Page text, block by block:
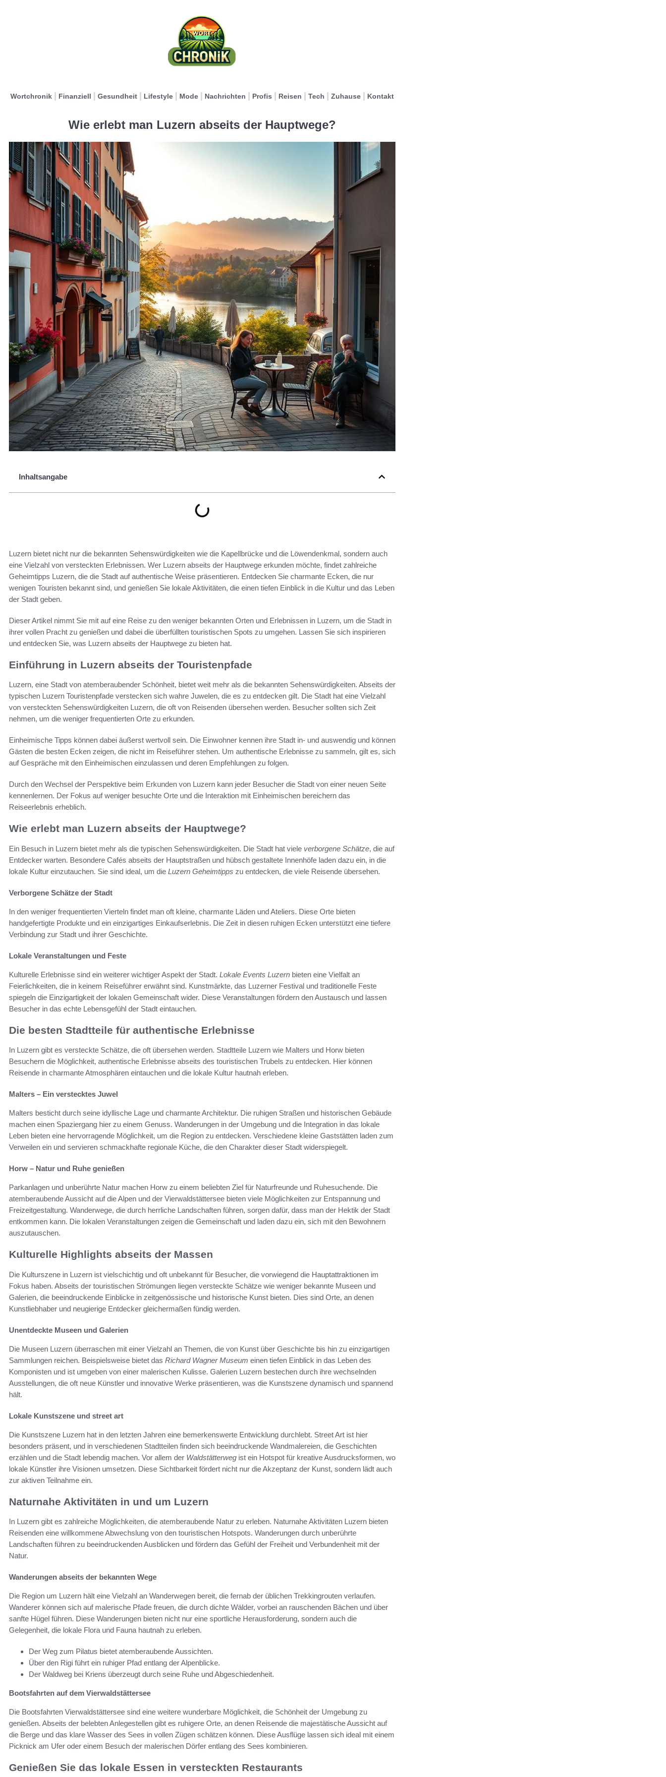
Wortchronik Finanziell Gesundheit Lifestyle Mode Nachrichten Profis Reisen Tech Zuhause Kontakt
Wie erlebt man Luzern abseits der Hauptwege?
Inhaltsangabe
Luzern bietet nicht nur die bekannten Sehenswürdigkeiten wie die Kapellbrücke und die Löwendenkmal, sondern auch
eine Vielzahl von versteckten Erlebnissen. Wer Luzern abseits der Hauptwege erkunden möchte, findet zahlreiche
Geheimtipps Luzern, die die Stadt auf authentische Weise präsentieren. Entdecken Sie charmante Ecken, die nur
wenigen Touristen bekannt sind, und genießen Sie lokale Aktivitäten, die einen tiefen Einblick in die Kultur und das Leben
der Stadt geben.
Dieser Artikel nimmt Sie mit auf eine Reise zu den weniger bekannten Orten und Erlebnissen in Luzern, um die Stadt in
ihrer vollen Pracht zu genießen und dabei die überfüllten touristischen Spots zu umgehen. Lassen Sie sich inspirieren
und entdecken Sie, was Luzern abseits der Hauptwege zu bieten hat.
Einführung in Luzern abseits der Touristenpfade
Luzern, eine Stadt von atemberaubender Schönheit, bietet weit mehr als die bekannten Sehenswürdigkeiten. Abseits der
typischen Luzern Touristenpfade verstecken sich wahre Juwelen, die es zu entdecken gilt. Die Stadt hat eine Vielzahl
von versteckten Sehenswürdigkeiten Luzern, die oft von Reisenden übersehen werden. Besucher sollten sich Zeit
nehmen, um die weniger frequentierten Orte zu erkunden.
Einheimische Tipps können dabei äußerst wertvoll sein. Die Einwohner kennen ihre Stadt in- und auswendig und können
Gästen die besten Ecken zeigen, die nicht im Reiseführer stehen. Um authentische Erlebnisse zu sammeln, gilt es, sich
auf Gespräche mit den Einheimischen einzulassen und deren Empfehlungen zu folgen.
Durch den Wechsel der Perspektive beim Erkunden von Luzern kann jeder Besucher die Stadt von einer neuen Seite
kennenlernen. Der Fokus auf weniger besuchte Orte und die Interaktion mit Einheimischen bereichern das
Reiseerlebnis erheblich.
Wie erlebt man Luzern abseits der Hauptwege?
Ein Besuch in Luzern bietet mehr als die typischen Sehenswürdigkeiten. Die Stadt hat viele verborgene Schätze, die auf
Entdecker warten. Besondere Cafés abseits der Hauptstraßen und hübsch gestaltete Innenhöfe laden dazu ein, in die
lokale Kultur einzutauchen. Sie sind ideal, um die Luzern Geheimtipps zu entdecken, die viele Reisende übersehen.
Verborgene Schätze der Stadt
In den weniger frequentierten Vierteln findet man oft kleine, charmante Läden und Ateliers. Diese Orte bieten
handgefertigte Produkte und ein einzigartiges Einkaufserlebnis. Die Zeit in diesen ruhigen Ecken unterstützt eine tiefere
Verbindung zur Stadt und ihrer Geschichte.
Lokale Veranstaltungen und Feste
Kulturelle Erlebnisse sind ein weiterer wichtiger Aspekt der Stadt. Lokale Events Luzern bieten eine Vielfalt an
Feierlichkeiten, die in keinem Reiseführer erwähnt sind. Kunstmärkte, das Luzerner Festival und traditionelle Feste
spiegeln die Einzigartigkeit der lokalen Gemeinschaft wider. Diese Veranstaltungen fördern den Austausch und lassen
Besucher in das echte Lebensgefühl der Stadt eintauchen.
Die besten Stadtteile für authentische Erlebnisse
In Luzern gibt es versteckte Schätze, die oft übersehen werden. Stadtteile Luzern wie Malters und Horw bieten
Besuchern die Möglichkeit, authentische Erlebnisse abseits des touristischen Trubels zu entdecken. Hier können
Reisende in charmante Atmosphären eintauchen und die lokale Kultur hautnah erleben.
Malters – Ein verstecktes Juwel
Malters besticht durch seine idyllische Lage und charmante Architektur. Die ruhigen Straßen und historischen Gebäude
machen einen Spaziergang hier zu einem Genuss. Wanderungen in der Umgebung und die Integration in das lokale
Leben bieten eine hervorragende Möglichkeit, um die Region zu entdecken. Verschiedene kleine Gaststätten laden zum
Verweilen ein und servieren schmackhafte regionale Küche, die den Charakter dieser Stadt widerspiegelt.
Horw – Natur und Ruhe genießen
Parkanlagen und unberührte Natur machen Horw zu einem beliebten Ziel für Naturfreunde und Ruhesuchende. Die
atemberaubende Aussicht auf die Alpen und der Vierwaldstättersee bieten viele Möglichkeiten zur Entspannung und
Freizeitgestaltung. Wanderwege, die durch herrliche Landschaften führen, sorgen dafür, dass man der Hektik der Stadt
entkommen kann. Die lokalen Veranstaltungen zeigen die Gemeinschaft und laden dazu ein, sich mit den Bewohnern
auszutauschen.
Kulturelle Highlights abseits der Massen
Die Kulturszene in Luzern ist vielschichtig und oft unbekannt für Besucher, die vorwiegend die Hauptattraktionen im
Fokus haben. Abseits der touristischen Strömungen liegen versteckte Schätze wie weniger bekannte Museen und
Galerien, die beeindruckende Einblicke in zeitgenössische und historische Kunst bieten. Dies sind Orte, an denen
Kunstliebhaber und neugierige Entdecker gleichermaßen fündig werden.
Unentdeckte Museen und Galerien
Die Museen Luzern überraschen mit einer Vielzahl an Themen, die von Kunst über Geschichte bis hin zu einzigartigen
Sammlungen reichen. Beispielsweise bietet das Richard Wagner Museum einen tiefen Einblick in das Leben des
Komponisten und ist umgeben von einer malerischen Kulisse. Galerien Luzern bestechen durch ihre wechselnden
Ausstellungen, die oft neue Künstler und innovative Werke präsentieren, was die Kunstszene dynamisch und spannend
hält.
Lokale Kunstszene und street art
Die Kunstszene Luzern hat in den letzten Jahren eine bemerkenswerte Entwicklung durchlebt. Street Art ist hier
besonders präsent, und in verschiedenen Stadtteilen finden sich beeindruckende Wandmalereien, die Geschichten
erzählen und die Stadt lebendig machen. Vor allem der Waldstätterweg ist ein Hotspot für kreative Ausdrucksformen, wo
lokale Künstler ihre Visionen umsetzen. Diese Sichtbarkeit fördert nicht nur die Akzeptanz der Kunst, sondern lädt auch
zur aktiven Teilnahme ein.
Naturnahe Aktivitäten in und um Luzern
In Luzern gibt es zahlreiche Möglichkeiten, die atemberaubende Natur zu erleben. Naturnahe Aktivitäten Luzern bieten
Reisenden eine willkommene Abwechslung von den touristischen Hotspots. Wanderungen durch unberührte
Landschaften führen zu beeindruckenden Ausblicken und fördern das Gefühl der Freiheit und Verbundenheit mit der
Natur.
Wanderungen abseits der bekannten Wege
Die Region um Luzern hält eine Vielzahl an Wanderwegen bereit, die fernab der üblichen Trekkingrouten verlaufen.
Wanderer können sich auf malerische Pfade freuen, die durch dichte Wälder, vorbei an rauschenden Bächen und über
sanfte Hügel führen. Diese Wanderungen bieten nicht nur eine sportliche Herausforderung, sondern auch die
Gelegenheit, die lokale Flora und Fauna hautnah zu erleben.
Der Weg zum Pilatus bietet atemberaubende Aussichten.
Über den Rigi führt ein ruhiger Pfad entlang der Alpenblicke.
Der Waldweg bei Kriens überzeugt durch seine Ruhe und Abgeschiedenheit.
Bootsfahrten auf dem Vierwaldstättersee
Die Bootsfahrten Vierwaldstättersee sind eine weitere wunderbare Möglichkeit, die Schönheit der Umgebung zu
genießen. Abseits der belebten Anlegestellen gibt es ruhigere Orte, an denen Reisende die majestätische Aussicht auf
die Berge und das klare Wasser des Sees in vollen Zügen schätzen können. Diese Ausflüge lassen sich ideal mit einem
Picknick am Ufer oder einem Besuch der malerischen Dörfer entlang des Sees kombinieren.
Genießen Sie das lokale Essen in versteckten Restaurants